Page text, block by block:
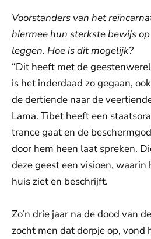
Voorstanders van het
hiermee hun sterkste bewijs
leggen. Hoe is dit mogelijk?
“Dit heeft met de
is het inderdaad zo gegaan,
de dertiende naar de
Lama. Tibet heeft een
trance gaat en de
door hem heen laat spreken.
deze geest een visioen, waarin
huis ziet en beschrijft.
Zo’n drie jaar na de dood van
zocht men dat dorpje op, vond